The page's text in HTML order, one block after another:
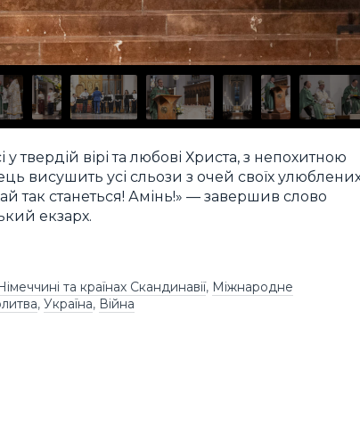
вірі та любові Христа, з непохитною
висушить усі сльози з очей своїх
так станеться! Амінь!» — завершив слово
екзарх.
та країнах Скандинавії, Міжнародне
, Україна, Війна